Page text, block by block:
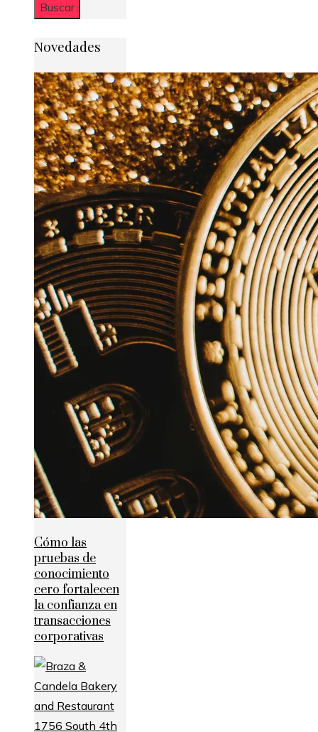
Novedades
Cómo las
pruebas de
conocimiento
cero fortalecen
la confianza en
transacciones
corporativas